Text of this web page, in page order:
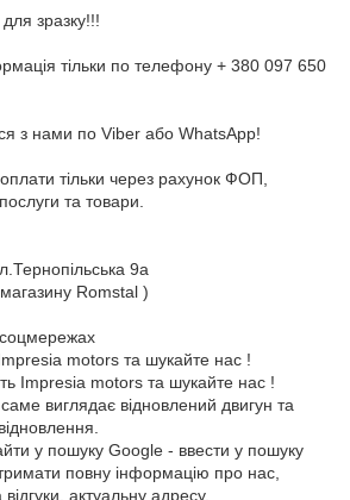
зразку!!!
тільки по телефону + 380 097 650
з нами по Viber або WhatsApp!
тільки через рахунок ФОП,
та товари.
9а
Romstal )
motors та шукайте нас !
Impresia motors та шукайте нас !
виглядає відновлений двигун та
у пошуку Google - ввести у пошуку
повну інформацію про нас,
актуальну адресу.